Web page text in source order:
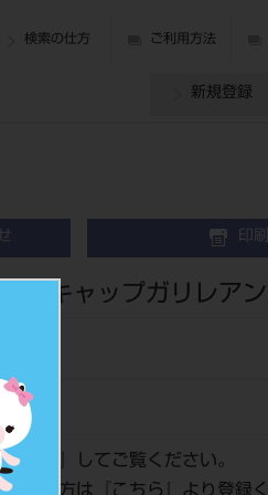
検索の仕方 ご利用方法
新規登録
印刷
ズキャップガリレアン
グイン
』してご覧ください。